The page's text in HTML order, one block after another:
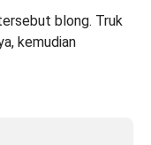
blong. Truk
kemudian